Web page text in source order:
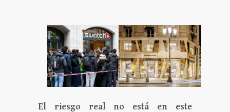
El riesgo real no está en este